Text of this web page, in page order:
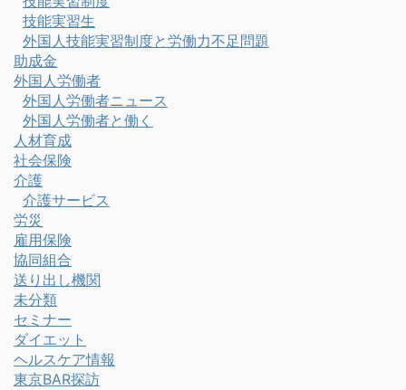
技能実習生
外国人技能実習制度と労働力不足問題
助成金
外国人労働者
外国人労働者ニュース
外国人労働者と働く
人材育成
社会保険
介護
介護サービス
労災
雇用保険
協同組合
送り出し機関
未分類
セミナー
ダイエット
ヘルスケア情報
東京BAR探訪